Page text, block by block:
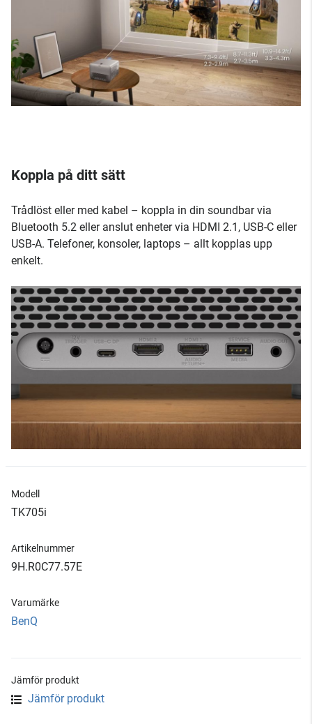
Koppla på ditt sätt
Trådlöst eller med kabel – koppla in din soundbar via
Bluetooth 5.2 eller anslut enheter via HDMI 2.1, USB-C eller
USB-A. Telefoner, konsoler, laptops – allt kopplas upp
enkelt.
Modell
TK705i
Artikelnummer
9H.R0C77.57E
Varumärke
BenQ
Jämför produkt
Jämför produkt